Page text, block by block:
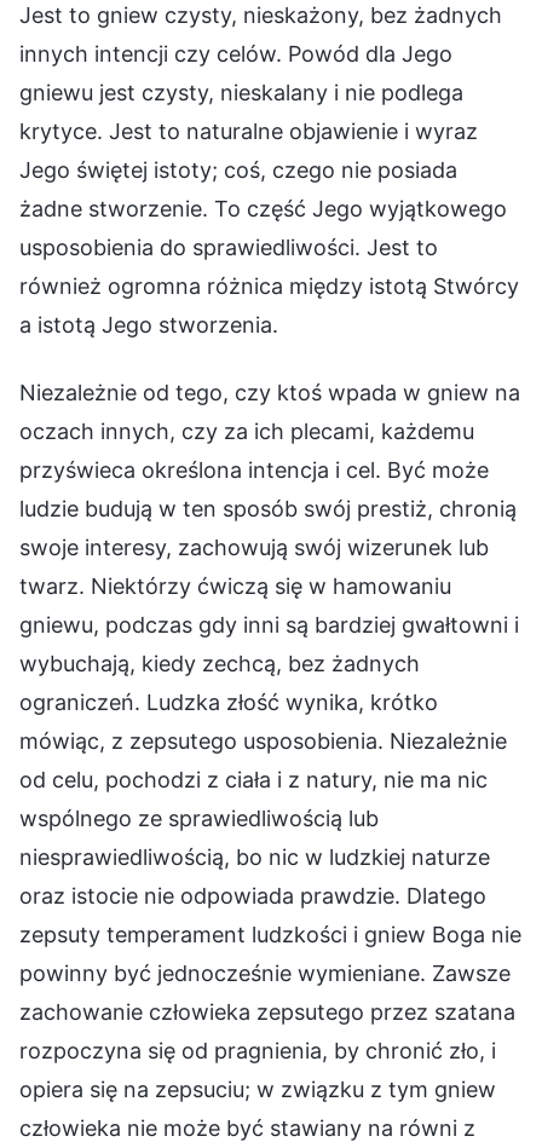
Jest to gniew czysty, nieskażony, bez żadnych
innych intencji czy celów. Powód dla Jego
gniewu jest czysty, nieskalany i nie podlega
krytyce. Jest to naturalne objawienie i wyraz
Jego świętej istoty; coś, czego nie posiada
żadne stworzenie. To część Jego wyjątkowego
usposobienia do sprawiedliwości. Jest to
również ogromna różnica między istotą Stwórcy
a istotą Jego stworzenia.
Niezależnie od tego, czy ktoś wpada w gniew na
oczach innych, czy za ich plecami, każdemu
przyświeca określona intencja i cel. Być może
ludzie budują w ten sposób swój prestiż, chronią
swoje interesy, zachowują swój wizerunek lub
twarz. Niektórzy ćwiczą się w hamowaniu
gniewu, podczas gdy inni są bardziej gwałtowni i
wybuchają, kiedy zechcą, bez żadnych
ograniczeń. Ludzka złość wynika, krótko
mówiąc, z zepsutego usposobienia. Niezależnie
od celu, pochodzi z ciała i z natury, nie ma nic
wspólnego ze sprawiedliwością lub
niesprawiedliwością, bo nic w ludzkiej naturze
oraz istocie nie odpowiada prawdzie. Dlatego
zepsuty temperament ludzkości i gniew Boga nie
powinny być jednocześnie wymieniane. Zawsze
zachowanie człowieka zepsutego przez szatana
rozpoczyna się od pragnienia, by chronić zło, i
opiera się na zepsuciu; w związku z tym gniew
człowieka nie może być stawiany na równi z